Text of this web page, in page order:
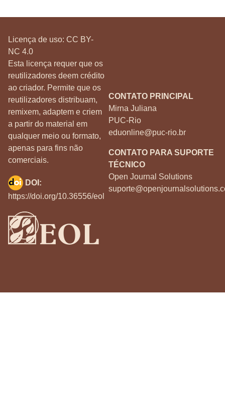
Licença de uso: CC BY-
NC 4.0
Esta licença requer que os
reutilizadores deem crédito
ao criador. Permite que os
reutilizadores distribuam,
remixem, adaptem e criem
a partir do material em
qualquer meio ou formato,
apenas para fins não
comerciais.
CONTATO PRINCIPAL
Mirna Juliana
PUC-Rio
eduonline@puc-rio.br
CONTATO PARA SUPORTE
TÉCNICO
Open Journal Solutions
DOI:
https://doi.org/10.36556/eol